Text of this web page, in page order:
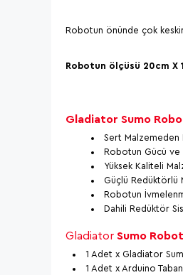
Robotun önünde çok
Robotun ölçüsü 20cm X
Gladiator Sumo
Sert Malzemeden
Robotun Gücü ve
Yüksek Kaliteli
Güçlü Redüktörlü
Robotun
Dahili Redüktör
Gladiator Sumo
1 Adet x Gladiator
1 Adet x Arduino